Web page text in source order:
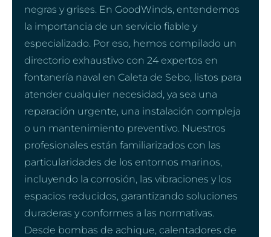
negras y grises. En GoodWinds, entendemos
la importancia de un servicio fiable y
especializado. Por eso, hemos compilado un
directorio exhaustivo con 24 expertos en
fontanería naval en Caleta de Sebo, listos para
atender cualquier necesidad, ya sea una
reparación urgente, una instalación compleja
o un mantenimiento preventivo. Nuestros
profesionales están familiarizados con las
particularidades de los entornos marinos,
incluyendo la corrosión, las vibraciones y los
espacios reducidos, garantizando soluciones
duraderas y conformes a las normativas.
Desde bombas de achique, calentadores de